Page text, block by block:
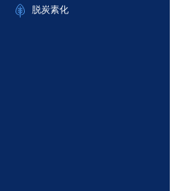
- APIリファレンス
- ITインフラストラクチャー
脱炭素化